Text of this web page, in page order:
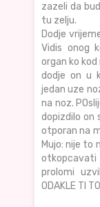
zazeli da
tu zelju.
Dodje
Vidis onog
organ ko kod
dodje on u
jedan uze
na noz.
dopizdilo on
otporan na
Mujo: nije to
prolomi
ODAKLE TI